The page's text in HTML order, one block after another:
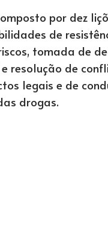
por dez
de
tomada de
resolução de
legais e de
drogas.